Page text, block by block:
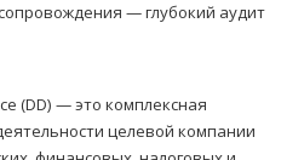
— глубокий аудит
(DD) — это комплексная
целевой компании